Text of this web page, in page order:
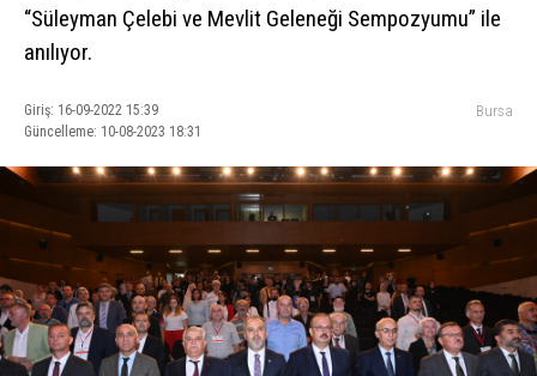
“Süleyman Çelebi ve Mevlit Geleneği Sempozyumu” ile
anılıyor.
Giriş: 16-09-2022 15:39
Güncelleme: 10-08-2023 18:31
Bursa